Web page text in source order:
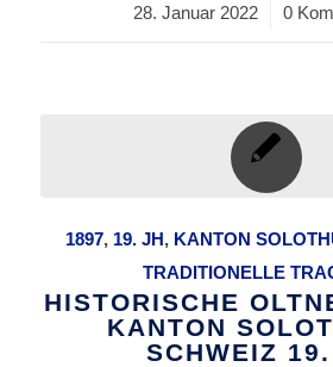
28. Januar 2022
/ 0
1897, 19. JH, KANTON
TRADITIONELLE
HISTORISCHE
KANTON
SCHWEIZ